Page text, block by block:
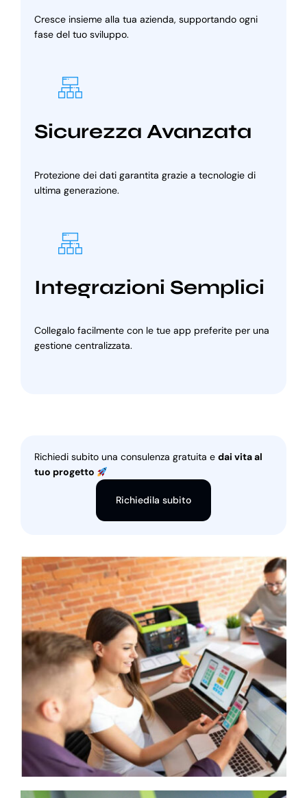
Cresce insieme alla tua azienda, supportando ogni
fase del tuo sviluppo.
Sicurezza Avanzata
Protezione dei dati garantita grazie a tecnologie di
ultima generazione.
Integrazioni Semplici
Collegalo facilmente con le tue app preferite per una
gestione centralizzata.
Richiedi subito una consulenza gratuita e dai vita al
tuo progetto
Richiedila subito